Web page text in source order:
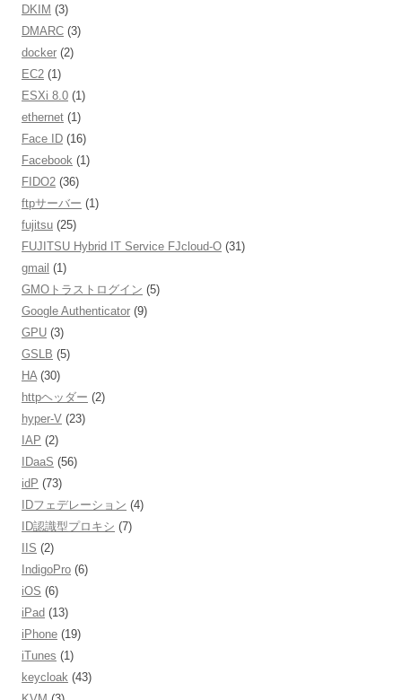
DKIM (3)
DMARC (3)
docker (2)
EC2 (1)
ESXi 8.0 (1)
ethernet (1)
Face ID (16)
Facebook (1)
FIDO2 (36)
ftpサーバー (1)
fujitsu (25)
FUJITSU Hybrid IT Service FJcloud-O (31)
gmail (1)
GMOトラストログイン (5)
Google Authenticator (9)
GPU (3)
GSLB (5)
HA (30)
httpヘッダー (2)
hyper-V (23)
IAP (2)
IDaaS (56)
idP (73)
IDフェデレーション (4)
ID認識型プロキシ (7)
IIS (2)
IndigoPro (6)
iOS (6)
iPad (13)
iPhone (19)
iTunes (1)
keycloak (43)